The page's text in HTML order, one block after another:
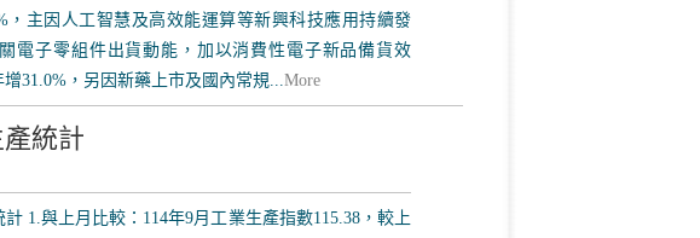
，主因人工智慧及高效能運算等新興科技應用持續發
電子零組件出貨動能，加以消費性電子新品備貨效
31.0%，另因新藥上市及國內常規...More
統計
1.與上月比較：114年9月工業生產指數115.38，較上